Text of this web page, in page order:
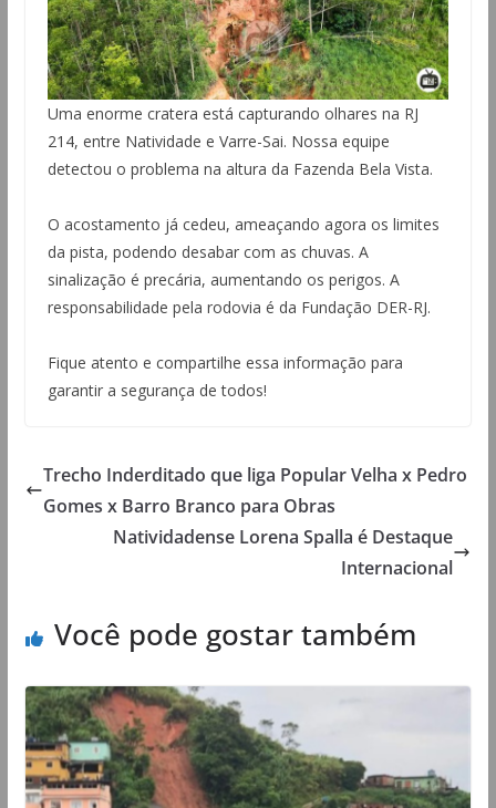
Uma enorme cratera está capturando olhares na RJ
214, entre Natividade e Varre-Sai. Nossa equipe
detectou o problema na altura da Fazenda Bela Vista.
O acostamento já cedeu, ameaçando agora os limites
da pista, podendo desabar com as chuvas. A
sinalização é precária, aumentando os perigos. A
responsabilidade pela rodovia é da Fundação DER-RJ.
Fique atento e compartilhe essa informação para
garantir a segurança de todos!
Trecho Inderditado que liga Popular Velha x Pedro
Gomes x Barro Branco para Obras
Natividadense Lorena Spalla é Destaque
Internacional
Você pode gostar também